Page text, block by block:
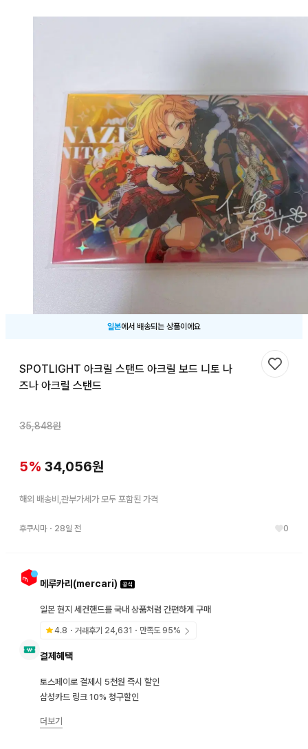
일본에서 배송되는 상품이에요
SPOTLIGHT 아크릴 스탠드 아크릴 보드 니토 나
즈나 아크릴 스탠드
35,848원
5% 34,056원
해외 배송비,관부가세가 모두 포함된 가격
후쿠시마・ 28일 전 0
메루카리(mercari)
일본 현지 세컨핸드를 국내 상품처럼 간편하게 구매
4.8 ・거래후기 24,631 ・만족도95%
결제혜택
토스페이로 결제시 5천원 즉시 할인
삼성카드 링크 10% 청구할인
더보기
찜하기